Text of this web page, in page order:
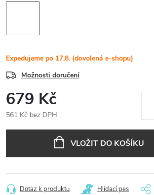
Expedujeme po 17.8. (dovolená e-shopu)
Možnosti doručení
679 Kč
561 Kč bez DPH
VLOŽIT DO KOŠÍKU
Dotaz k produktu Hlídací pes